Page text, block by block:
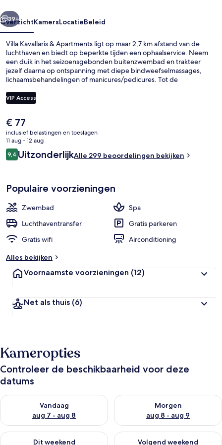
Volgende
39+
OverzichtKamersLocatieBeleid
Villa Kavallaris & Apartments ligt op maar 2,7 km afstand van de
luchthaven en biedt op beperkte tijden een ophaalservice. Neem
een duik in het seizoensgebonden buitenzwembad en trakteer
jezelf daarna op ontspanning met diepe bindweefselmassages,
lichaamsbehandelingen of manicures/pedicures. Tot de
zijn heel enthousiast over het behulpzame personeel.
VIP Access
De
huidige
prijs
is
€ 77
€ 77
inclusief belastingen en toeslagen
11 aug - 12 aug
Beoordelingen
9,49,4 op 10 –
UitzonderlijkAlle 299 beoordelingen bekijken
Populaire voorzieningen
Zwembad
Spa
Luchthaventransfer
Gratis parkeren
Gratis wifi
Airconditioning
Alles bekijken
Voornaamste voorzieningen (12)
Net als thuis (6)
Kameropties
Controleer de beschikbaarheid voor deze
datums
Vandaag
aug 7 - aug 8
De beschikbaarheid controleren voor vanavond aug 7 - aug 8
Morgen
aug 8 - aug 9
De beschikbaarheid
Dit weekend
De beschikbaarheid controleren voor dit weekend aug 7 -
Volgend weekend
De beschikbaarheid